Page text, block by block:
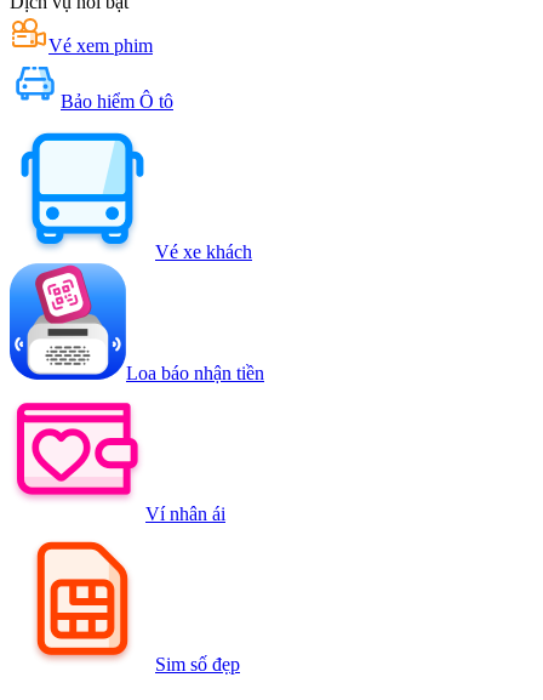
Vé xem phim
Bảo hiểm Ô tô
Vé xe khách
Loa báo nhận tiền
Ví nhân ái
Sim số đẹp